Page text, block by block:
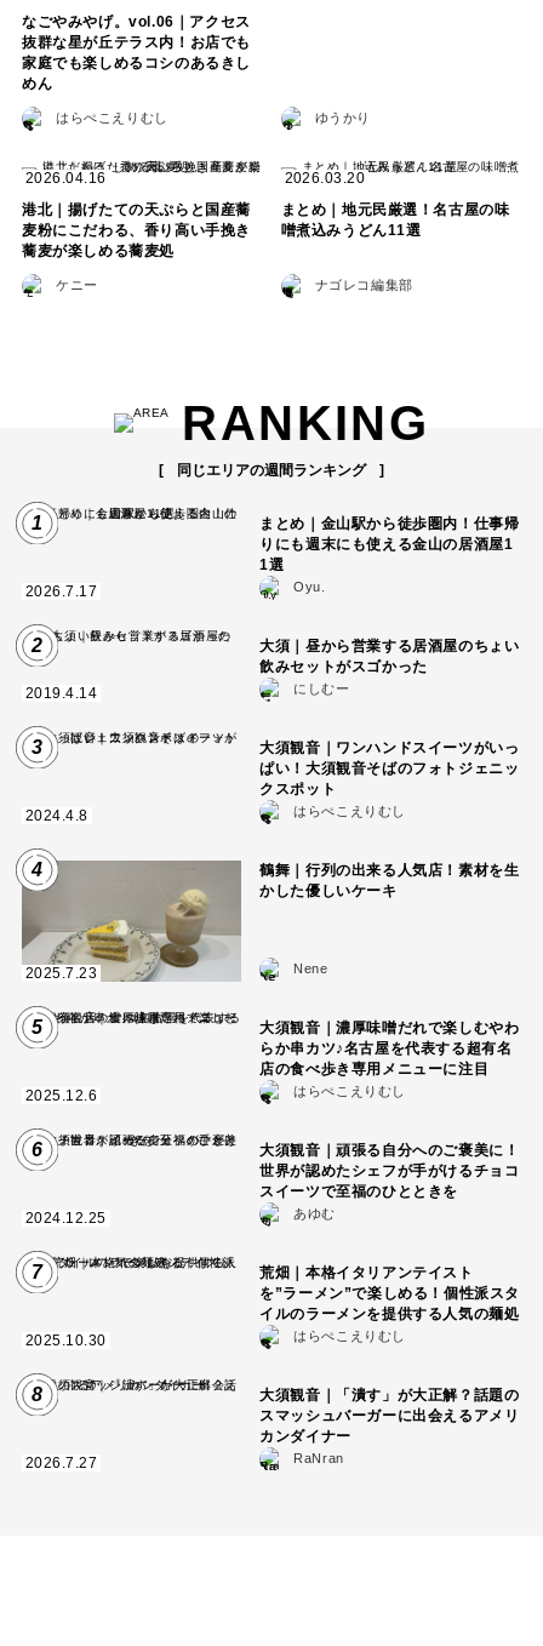
なごやみやげ。vol.06｜アクセス
抜群な星が丘テラス内！お店でも
家庭でも楽しめるコシのあるきし
めん
はらぺこえりむし ゆうかり
2026.04.16
港北｜揚げたての天ぷらと国産蕎
麦粉にこだわる、香り高い手挽き
蕎麦が楽しめる蕎麦処
ケニー
2026.03.20
まとめ｜地元民厳選！名古屋の味
噌煮込みうどん11選
ナゴレコ編集部
RANKING
同じエリアの週間ランキング
1
2026.7.17
まとめ｜金山駅から徒歩圏内！仕事帰
りにも週末にも使える金山の居酒屋1
1選
Oyu.
2
2019.4.14
大須｜昼から営業する居酒屋のちょい
飲みセットがスゴかった
にしむー
3
2024.4.8
大須観音｜ワンハンドスイーツがいっ
ぱい！大須観音そばのフォトジェニッ
クスポット
はらぺこえりむし
4
2025.7.23
鶴舞｜行列の出来る人気店！素材を生
かした優しいケーキ
Nene
5
2025.12.6
大須観音｜濃厚味噌だれで楽しむやわ
らか串カツ♪名古屋を代表する超有名
店の食べ歩き専用メニューに注目
はらぺこえりむし
6
2024.12.25
大須観音｜頑張る自分へのご褒美に！
世界が認めたシェフが手がけるチョコ
スイーツで至福のひとときを
あゆむ
7
2025.10.30
荒畑｜本格イタリアンテイスト
を”ラーメン”で楽しめる！個性派スタ
イルのラーメンを提供する人気の麺処
はらぺこえりむし
8
2026.7.27
大須観音｜「潰す」が大正解？話題の
スマッシュバーガーに出会えるアメリ
カンダイナー
RaNran